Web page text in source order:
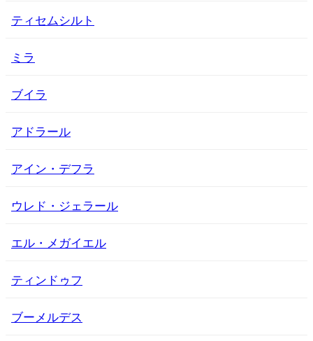
ティセムシルト
ミラ
ブイラ
アドラール
アイン・デフラ
ウレド・ジェラール
エル・メガイエル
ティンドゥフ
ブーメルデス